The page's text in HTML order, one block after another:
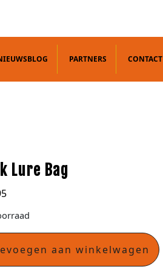
PARTNERS CONTACT
Lure Bag
aan winkelwagen